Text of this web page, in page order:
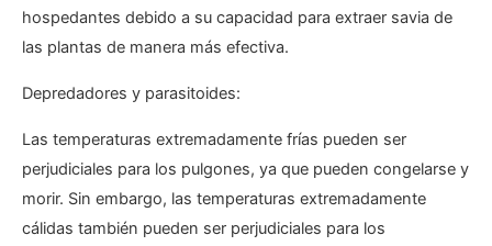
hospedantes debido a su capacidad para extraer savia de
las plantas de manera más efectiva.
Depredadores y parasitoides:
Las temperaturas extremadamente frías pueden ser
perjudiciales para los pulgones, ya que pueden congelarse y
morir. Sin embargo, las temperaturas extremadamente
cálidas también pueden ser perjudiciales para los